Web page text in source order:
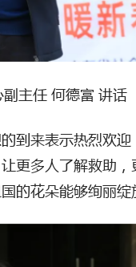
主任 何德富 讲话
到来表示热烈欢
更多人了解救助
的花朵能够绚丽绽